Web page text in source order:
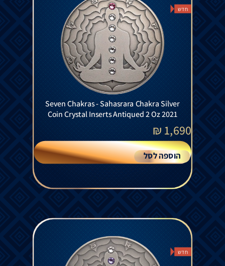
חדש
Seven Chakras - Sahasrara Chakra Silver
Coin Crystal Inserts Antiqued 2 Oz 2021
1,690
₪
הוספה לסל
חדש